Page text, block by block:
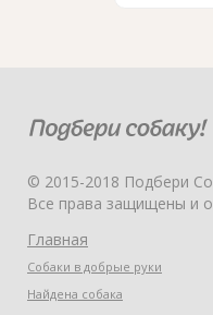
© 2015-2018 Подбери
Все права защищены и
Главная
Собаки в добрые руки
Найдена собака